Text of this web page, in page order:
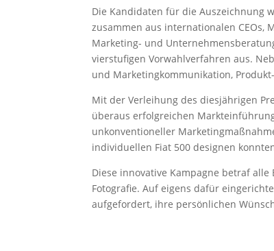
Die Kandidaten für die Auszeichnung
zusammen aus internationalen
Marketing- und
vierstufigen Vorwahlverfahren aus.
und Marketingkommunikation,
Mit der Verleihung des diesjährigen
überaus erfolgreichen
unkonventioneller
individuellen Fiat 500 designen
Diese innovative Kampagne betraf
Fotografie. Auf eigens dafür
aufgefordert, ihre persönlichen